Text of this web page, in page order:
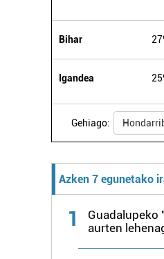
Bihar
Igandea
Gehiago:
Azken 7 egunetako
1
Guadalupeko
aurten